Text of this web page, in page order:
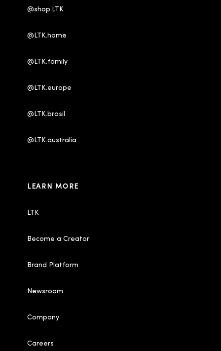
@shop.LTK
@LTK.home
@LTK.family
@LTK.europe
@LTK.brasil
@LTK.australia
LEARN MORE
LTK
Become a Creator
Brand Platform
Newsroom
Company
Careers